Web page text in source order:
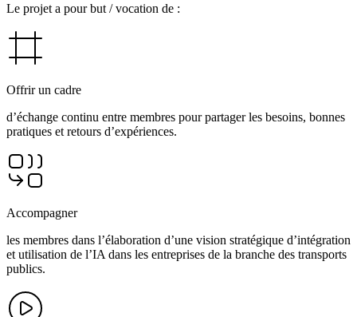
Le projet a pour but / vocation de :
Offrir un cadre
d’échange continu entre membres pour partager les besoins, bonnes
pratiques et retours d’expériences.
Accompagner
les membres dans l’élaboration d’une vision stratégique d’intégration
et utilisation de l’IA dans les entreprises de la branche des transports
publics.